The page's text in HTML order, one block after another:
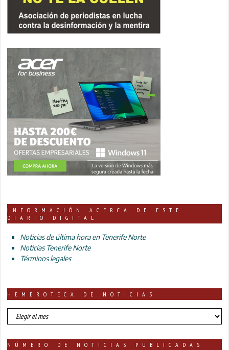
INFORMACIÓN ACERCA DE ESTE
DIARIO DIGITAL
Noticias de última hora en Tenerife Norte
Noticias Tenerife Norte
Términos legales
HEMEROTECA DE NOTICIAS
HEMEROTECA
DE
NÚMERO DE NOTICIAS PUBLICADAS